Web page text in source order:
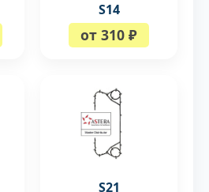
S14
от 310 ₽
S21